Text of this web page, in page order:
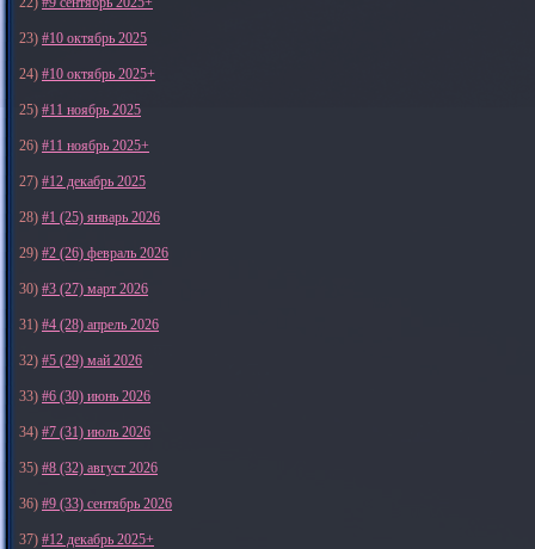
23) #10 октябрь 2025
24) #10 октябрь 2025+
25) #11 ноябрь 2025
26) #11 ноябрь 2025+
27) #12 декабрь 2025
28) #1 (25) январь 2026
29) #2 (26) февраль 2026
30) #3 (27) март 2026
31) #4 (28) апрель 2026
32) #5 (29) май 2026
33) #6 (30) июнь 2026
34) #7 (31) июль 2026
35) #8 (32) август 2026
36) #9 (33) сентябрь 2026
37) #12 декабрь 2025+